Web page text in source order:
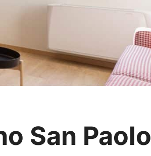
San Paolo